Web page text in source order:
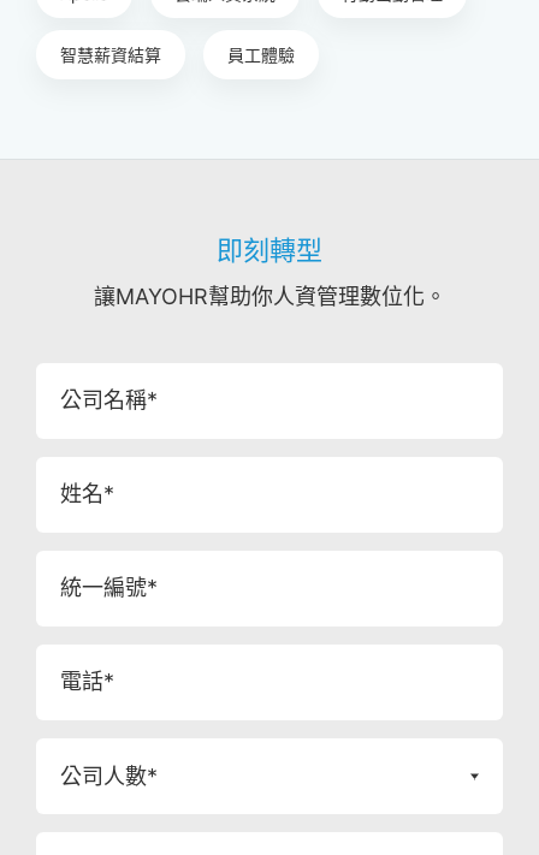
智慧薪資結算 員工體驗
即刻轉型
讓MAYOHR幫助你人資管理數位化。
公司名稱*
姓名*
統一編號*
電話*
公司人數*